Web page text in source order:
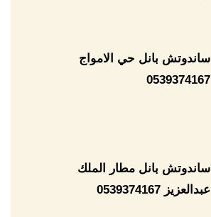
ساندوتش بانل حي الامواج
0539374167
ساندوتش بانل مطار الملك
عبدالعزيز 0539374167